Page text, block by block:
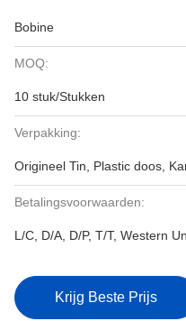
Bobine
MOQ:
10 stuk/Stukken
Verpakking:
Origineel Tin, Plastic doos,
Betalingsvoorwaarden:
L/C, D/A, D/P, T/T, Western
Krijg Beste Prijs